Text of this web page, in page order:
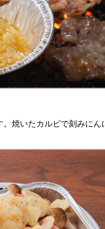
焼いたカルビで刻みにん